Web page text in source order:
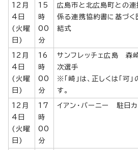
12月
4日
(火曜
日)
15
時
00
分
広島市と北広島町との
係る連携協約書に基づ
結式
12月
4日
(火曜
日)
16
時
00
分
サンフレッチェ広島 森
次選手
※「崎」は、正しくは「可
す。
12月
4日
(火曜
日)
17
時
00
分
イアン・バーニー 駐日